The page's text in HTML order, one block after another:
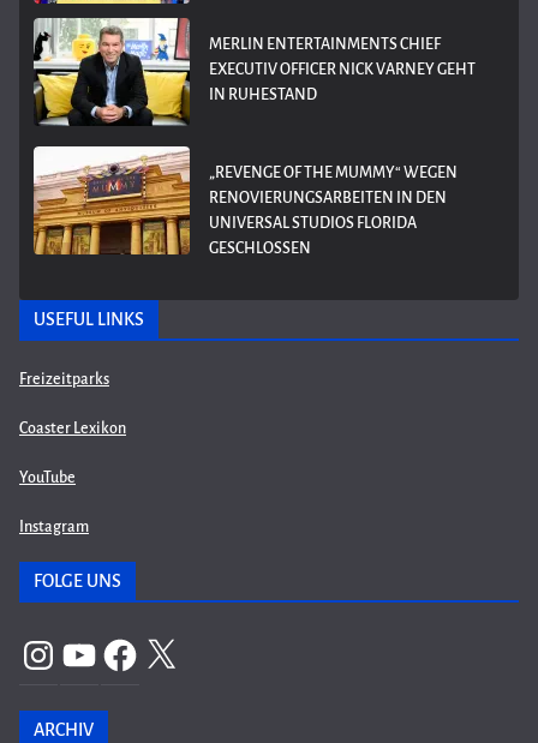
MERLIN ENTERTAINMENTS CHIEF
EXECUTIV OFFICER NICK VARNEY GEHT
IN RUHESTAND
„REVENGE OF THE MUMMY“ WEGEN
RENOVIERUNGSARBEITEN IN DEN
UNIVERSAL STUDIOS FLORIDA
GESCHLOSSEN
USEFUL LINKS
Freizeitparks
Coaster Lexikon
YouTube
Instagram
FOLGE UNS
InstagramYouTubeFacebook
X
ARCHIV